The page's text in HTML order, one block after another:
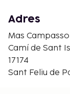
Font de les
Fageda d'en
Parc Natural
22,4 km
De
Adres
Mas
Camí de Sant
17174
Sant Feliu de